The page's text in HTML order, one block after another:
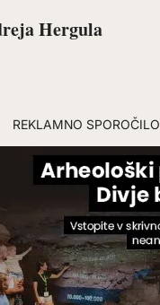
Hergula
REKLAMNO SPOROČILO